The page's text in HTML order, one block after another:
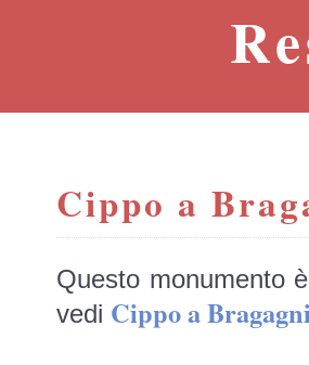
Cippo a
Questo monumento
vedi Cippo a